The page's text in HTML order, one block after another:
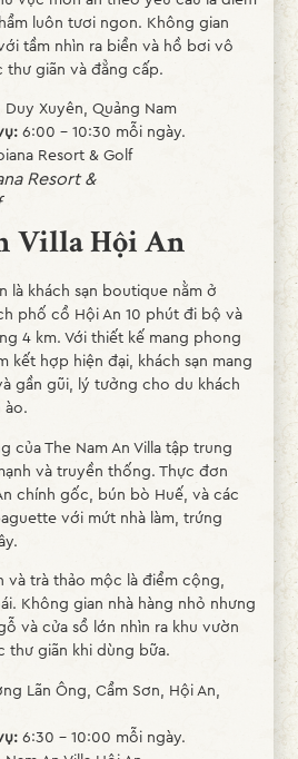
luôn tươi ngon. Không gian
tầm nhìn ra biển và hồ bơi vô
thư giãn và đẳng cấp.
Xuyên, Quảng Nam
6:00 - 10:30 mỗi ngày.
Resort &
Villa Hội An
là khách sạn boutique nằm ở
phố cổ Hội An 10 phút đi bộ và
4 km. Với thiết kế mang phong
kết hợp hiện đại, khách sạn mang
gần gũi, lý tưởng cho du khách
ào.
của The Nam An Villa tập trung
và truyền thống. Thực đơn
chính gốc, bún bò Huế, và các
với mứt nhà làm, trứng
và trà thảo mộc là điểm cộng,
Không gian nhà hàng nhỏ nhưng
và cửa sổ lớn nhìn ra khu vườn
thư giãn khi dùng bữa.
Lãn Ông, Cẩm Sơn, Hội An,
6:30 - 10:00 mỗi ngày.